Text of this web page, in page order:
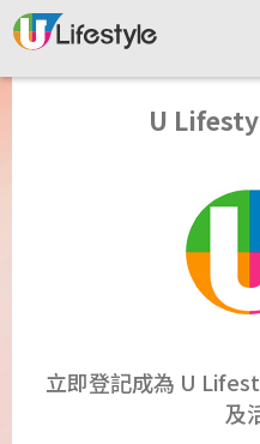
U
立即登記成為 U
及